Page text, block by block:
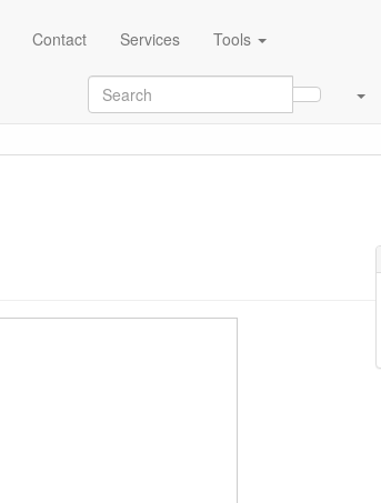
Contact Services Tools